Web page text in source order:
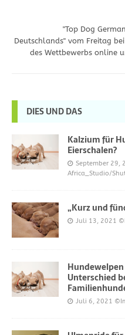
"Top Dog
Deutschlands" vom Freitag
des Wettbewerbs online
DIES UND DAS
Kalzium für
Eierschalen?
September 29,
Africa_Studio/
„Kurz und
Juli 13, 2021
Hundewelpen
Unterschied
Juli 6, 2021